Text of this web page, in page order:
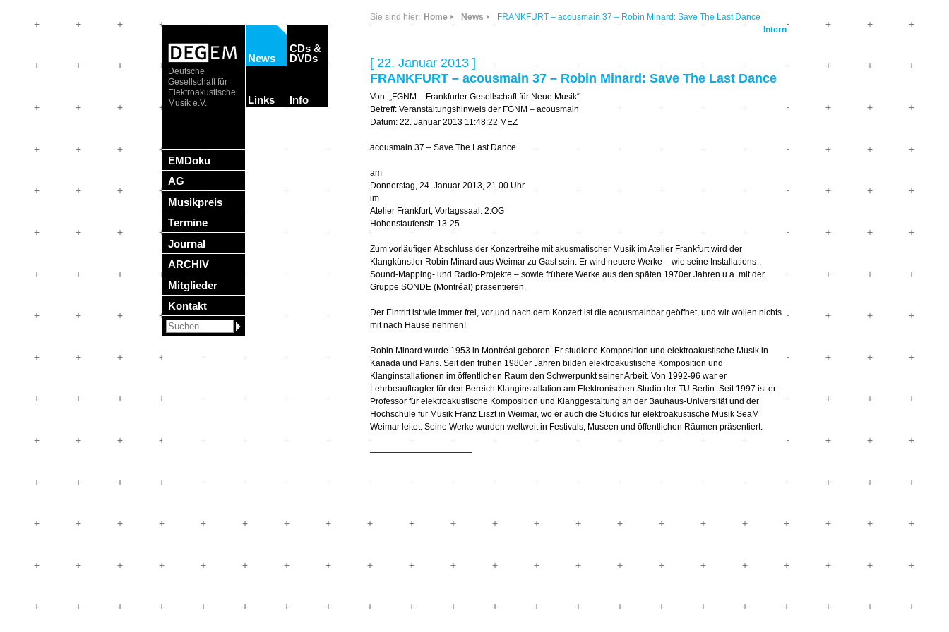
Deutsche
Gesellschaft für
Elektroakustische
Musik e.V.
EMDoku
AG
Musikpreis
Termine
Journal
ARCHIV
Mitglieder
Kontakt
News
CDs &
DVDs
Sonic Planet
HÖREN – in dieser
Zeit
Listening Machines
– Ecological
Perspectives
Kompositionen
Zukunftsmusik – im
hier und jetzt oder
nie – Wendepunkte
20_20
XV
Escape
Grenzen
Links
Ausbildung &
Forschung
Hören im Netz
Institutionen und
Record Labels
Software
Stipendien
Info
Sie sind hier: Home News
FRANKFURT – acousmain 37 – Robin Minard: Save The Last Dance
Intern
[ 22. Januar 2013 ]
FRANKFURT – acousmain 37 – Robin Minard: Save The Last Dance
Von: „FGNM – Frankfurter Gesellschaft für Neue Musik“
Betreff: Veranstaltungshinweis der FGNM – acousmain
Datum: 22. Januar 2013 11:48:22 MEZ
acousmain 37 – Save The Last Dance
am
Donnerstag, 24. Januar 2013, 21.00 Uhr
im
Atelier Frankfurt, Vortagssaal. 2.OG
Hohenstaufenstr. 13-25
Zum vorläufigen Abschluss der Konzertreihe mit akusmatischer Musik im Atelier Frankfurt wird der
Klangkünstler Robin Minard aus Weimar zu Gast sein. Er wird neuere Werke – wie seine Installations-,
Sound-Mapping- und Radio-Projekte – sowie frühere Werke aus den späten 1970er Jahren u.a. mit der
Gruppe SONDE (Montréal) präsentieren.
Der Eintritt ist wie immer frei, vor und nach dem Konzert ist die acousmainbar geöffnet, und wir wollen nichts
mit nach Hause nehmen!
Robin Minard wurde 1953 in Montréal geboren. Er studierte Komposition und elektroakustische Musik in
Kanada und Paris. Seit den frühen 1980er Jahren bilden elektroakustische Komposition und
Klanginstallationen im öffentlichen Raum den Schwerpunkt seiner Arbeit. Von 1992-96 war er
Lehrbeauftragter für den Bereich Klanginstallation am Elektronischen Studio der TU Berlin. Seit 1997 ist er
Professor für elektroakustische Komposition und Klanggestaltung an der Bauhaus-Universität und der
Hochschule für Musik Franz Liszt in Weimar, wo er auch die Studios für elektroakustische Musik SeaM
Weimar leitet. Seine Werke wurden weltweit in Festivals, Museen und öffentlichen Räumen präsentiert.
————————————